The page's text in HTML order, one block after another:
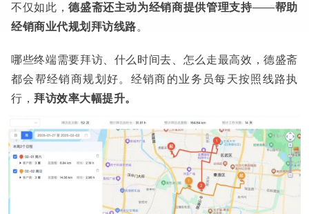
不仅如此，德盛斋还主动为经销商提供管理支持——帮助
经销商业代规划拜访线路。
哪些终端需要拜访、什么时间去、怎么走最高效，德盛斋
都会帮经销商规划好。经销商的业务员每天按照线路执
行， 拜访效率大幅提升。